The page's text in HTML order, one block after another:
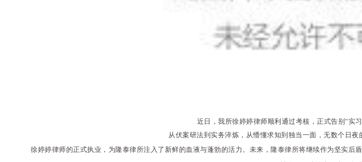
近日，我所徐婷婷律师顺利通过考核，正式告别“实
从伏案研法到实务淬炼，从懵懂求知到独当一面，无数个日夜
徐婷婷律师的正式执业，为隆泰律所注入了新鲜的血液与蓬勃的活力。未来，隆泰律所将继续作为坚实